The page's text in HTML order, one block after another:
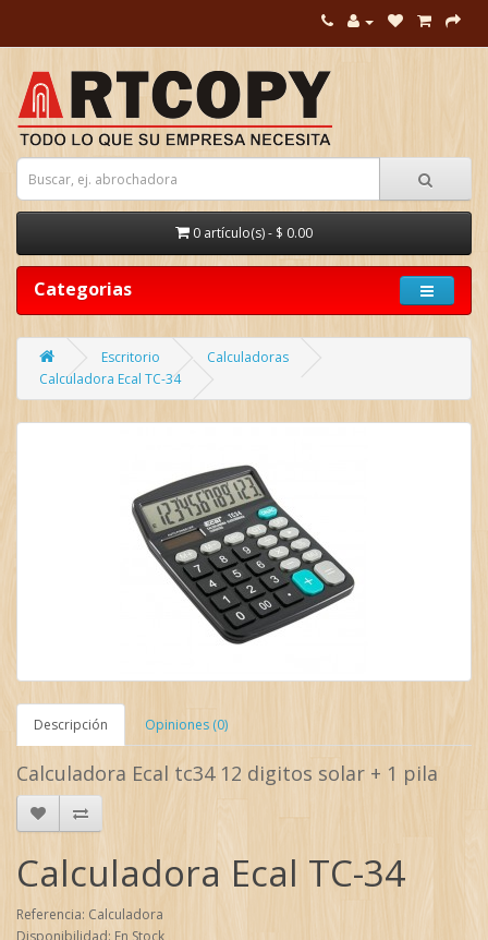
0 artículo(s) - $ 0.00
Categorias
Escritorio
Calculadoras
Calculadora Ecal TC-34
Descripción Opiniones (0)
Calculadora Ecal tc34 12 digitos solar + 1 pila
Calculadora Ecal TC-34
Referencia: Calculadora
Disponibilidad: En Stock